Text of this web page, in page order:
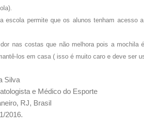
escola permite que os alunos tenham
nas costas que não melhora pois a mochila
los em casa ( isso é muito caro e deve ser
Silva
e Médico do Esporte
RJ, Brasil
2016.